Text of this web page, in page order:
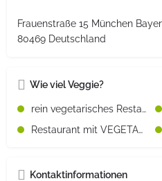
Frauenstraße 15 München
80469 Deutschland
Wie viel Veggie?
rein vegetarisches Restaurant
Restaurant mit VEGETARISCHEN Speisen
Kontaktinformationen